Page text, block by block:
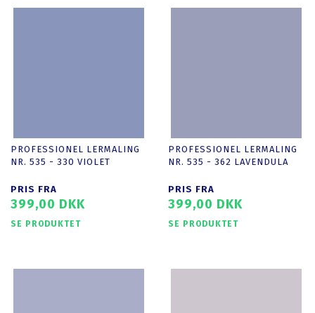
PROFESSIONEL LERMALING
NR. 535 - 330 VIOLET
PRIS FRA
399,00 DKK
SE PRODUKTET
PROFESSIONEL LERMALING
NR. 535 - 362 LAVENDULA
PRIS FRA
399,00 DKK
SE PRODUKTET